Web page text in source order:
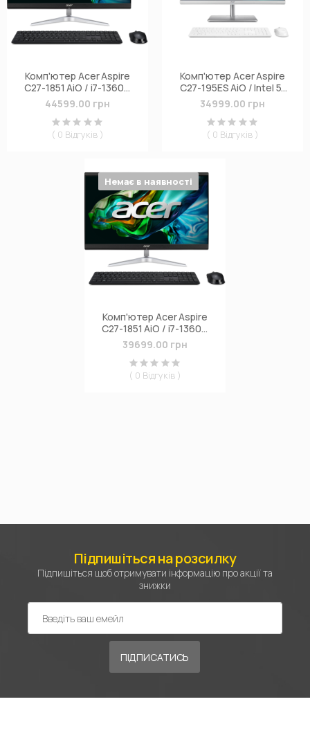
Комп'ютер Acer Aspire
C27-1851 AiO / i7-1360P,
32, F1TB, Wi-Fi, кл+м
(DQ.BLUME.004)
44599.00 грн
( 0 Відгуків )
Комп'ютер Acer Aspire
C27-195ES AiO / Intel 5-
125U, 16, 512, WiFi, кл+м
(DQ.BMFME.002)
34999.00 грн
( 0 Відгуків )
Немає в наявності
Комп'ютер Acer Aspire
C27-1851 AiO / i7-1360P,
16, 512, Wi-Fi, кл+м
(DQ.BLUME.002)
39699.00 грн
( 0 Відгуків )
Підпишіться на розсилку
Підпишіться щоб отримувати інформацію про акції та
знижки
ПІДПИСАТИСЬ